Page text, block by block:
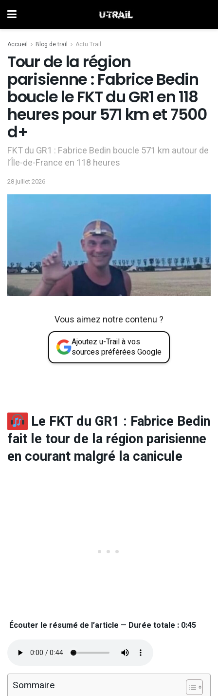
Accueil Blog de trail Actu Trail
Tour de la région
parisienne : Fabrice Bedin
boucle le FKT du GR1 en 118
heures pour 571 km et 7500
d+
FKT du GR1 : Fabrice Bedin boucle 571 km autour de
l’Île-de-France en 118 heures
28 juillet 2026
Vous aimez notre contenu ?
Ajoutez u-Trail à vos
sources préférées Google
Le FKT du GR1 : Fabrice Bedin
fait le tour de la région parisienne
en courant malgré la canicule
Écouter le résumé de l’article — Durée totale : 0:45
Sommaire